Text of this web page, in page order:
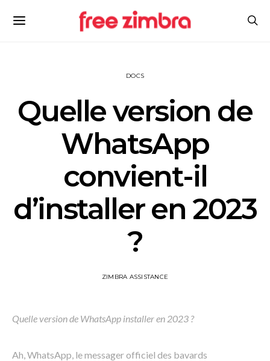
DOCS
Quelle version de
WhatsApp
convient-il
d’installer en 2023
?
ZIMBRA ASSISTANCE
Quelle version de WhatsApp installer en 2023 ?
Ah, WhatsApp, le messager officiel des bavards